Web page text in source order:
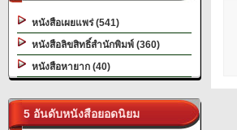
หนังสือเผยแพร่ (541)
หนังสือลิขสิทธิ์สำนักพิมพ์ (360)
หนังสือหายาก (40)
5 อันดับหนังสือยอดนิยม